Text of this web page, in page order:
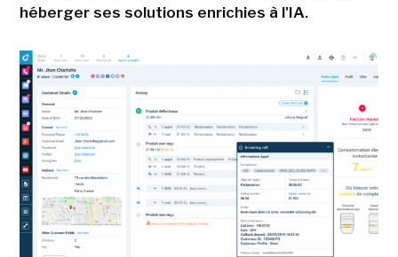
héberger ses solutions enrichies à l'IA.